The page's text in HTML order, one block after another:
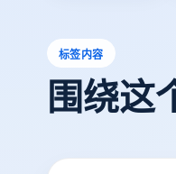
标签内容
围绕这